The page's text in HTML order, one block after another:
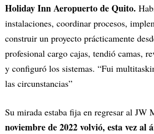
Holiday Inn Aeropuerto de Quito.
instalaciones, coordinar procesos,
construir un proyecto prácticamente
profesional cargo cajas, tendió camas,
y configuró los sistemas. “Fui
las circunstancias”
Su mirada estaba fija en regresar al JW
noviembre de 2022 volvió, esta vez al